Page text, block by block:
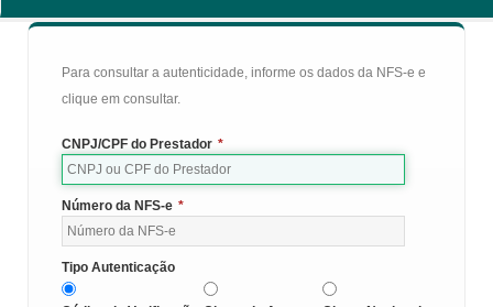
Para consultar a autenticidade, informe os dados da NFS-e e
clique em consultar.
CNPJ/CPF do Prestador *
Número da NFS-e *
Tipo Autenticação